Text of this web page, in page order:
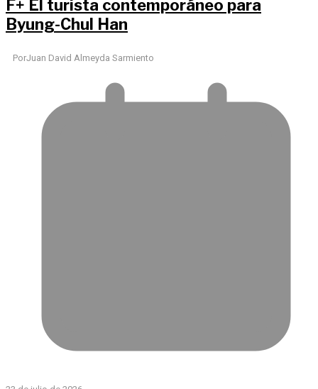
F+ El turista contemporáneo para
Byung-Chul Han
PorJuan David Almeyda Sarmiento